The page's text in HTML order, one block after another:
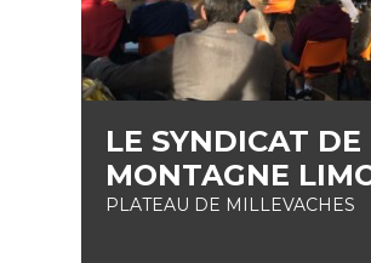
LE SYNDICAT DE
MONTAGNE
PLATEAU DE MILLEVACHES